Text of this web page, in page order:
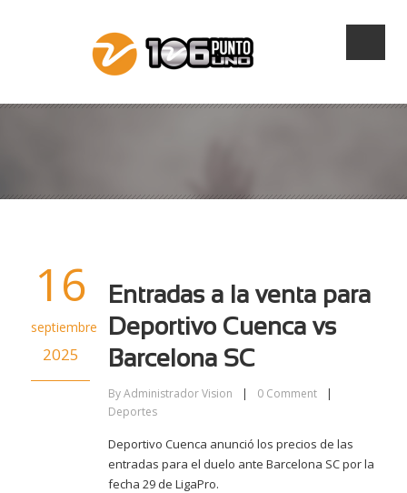
16
septiembre
2025
Entradas a la venta para
Deportivo Cuenca vs
Barcelona SC
ByAdministrador Vision | 0 Comment
|
Deportes
Deportivo Cuenca anunció los precios de las
entradas para el duelo ante Barcelona SC por la
fecha 29 de LigaPro.